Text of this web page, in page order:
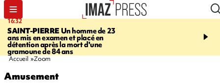
16:32
SAINT-PIERREUn homme de 23
ans mis en examen et placé en
détention après la mort d'une
gramoune de 84 ans
21:08
et Turquie scellent un
Accueil Zoom
Amusement